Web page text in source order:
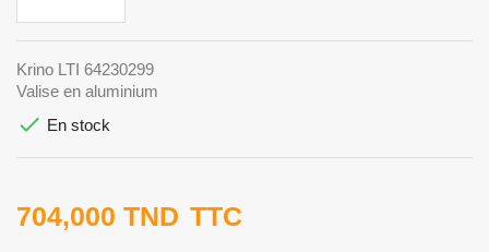
Krino LTI 64230299
Valise en aluminium
 En stock
704,000 TND TTC